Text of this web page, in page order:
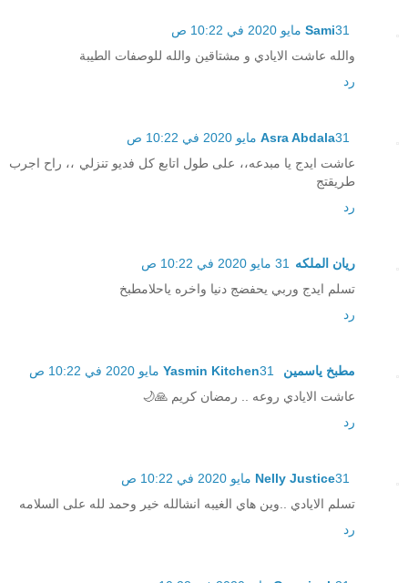
Sami31 مايو 2020 في 10:22 ص
والله عاشت الايادي و مشتاقين والله للوصفات الطيبة
رد
Asra Abdala31 مايو 2020 في 10:22 ص
عاشت ايدج يا مبدعه،، على طول اتابع كل فديو تنزلي ،، راح اجرب
طريقتج
رد
ريان الملكه
31 مايو 2020 في 10:22 ص
تسلم ايدج وربي يحفضج دنيا واخره ياحلامطبخ
رد
مطبخ ياسمين Yasmin Kitchen
31 مايو 2020 في 10:22 ص
عاشت الايادي روعه .. رمضان كريم 🙏🌙
رد
Nelly Justice31 مايو 2020 في 10:22 ص
تسلم الايادي ..وين هاي الغيبه انشالله خير وحمد لله على السلامه
رد